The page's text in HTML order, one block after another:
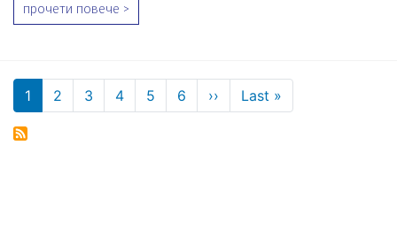
прочети повече >
Pagination
1 2 3 4 5 6 ›› Next page
Last »